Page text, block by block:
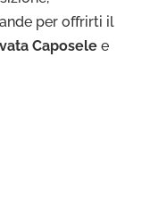
per offrirti il
Caposele e